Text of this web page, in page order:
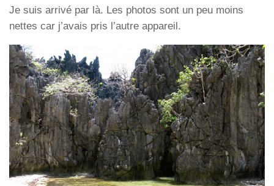
Je suis arrivé par là. Les photos sont un peu moins
nettes car j’avais pris l’autre appareil.